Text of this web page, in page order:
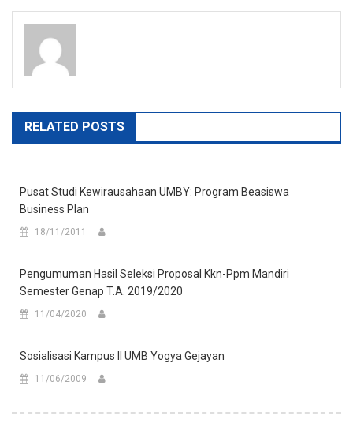
navigation
RELATED POSTS
Pusat Studi Kewirausahaan UMBY: Program Beasiswa
Business Plan
18/11/2011
Pengumuman Hasil Seleksi Proposal Kkn-Ppm Mandiri
Semester Genap T.A. 2019/2020
11/04/2020
Sosialisasi Kampus II UMB Yogya Gejayan
11/06/2009